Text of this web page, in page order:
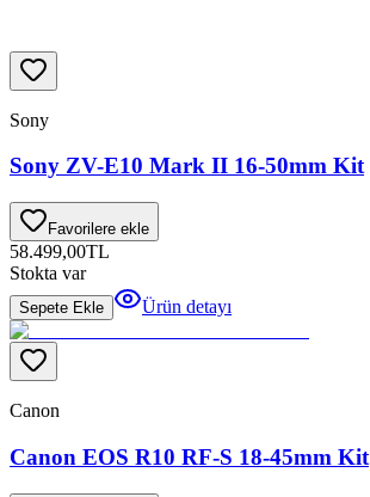
Sony
Sony ZV-E10 Mark II 16-50mm Kit
Favorilere ekle
58.499,00TL
Stokta var
Sepete Ekle Ürün detayı
Canon
Canon EOS R10 RF-S 18-45mm Kit